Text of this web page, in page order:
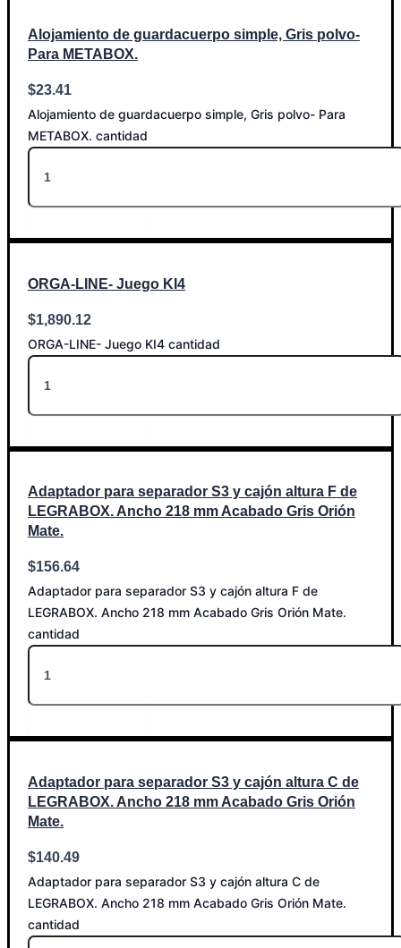
Alojamiento de guardacuerpo simple, Gris polvo-
Para METABOX.
$23.41
Alojamiento de guardacuerpo simple, Gris polvo- Para
METABOX. cantidad
ORGA-LINE- Juego KI4
$1,890.12
ORGA-LINE- Juego KI4 cantidad
Adaptador para separador S3 y cajón altura F de
LEGRABOX. Ancho 218 mm Acabado Gris Orión
Mate.
$156.64
Adaptador para separador S3 y cajón altura F de
LEGRABOX. Ancho 218 mm Acabado Gris Orión Mate.
cantidad
Adaptador para separador S3 y cajón altura C de
LEGRABOX. Ancho 218 mm Acabado Gris Orión
Mate.
$140.49
Adaptador para separador S3 y cajón altura C de
LEGRABOX. Ancho 218 mm Acabado Gris Orión Mate.
cantidad